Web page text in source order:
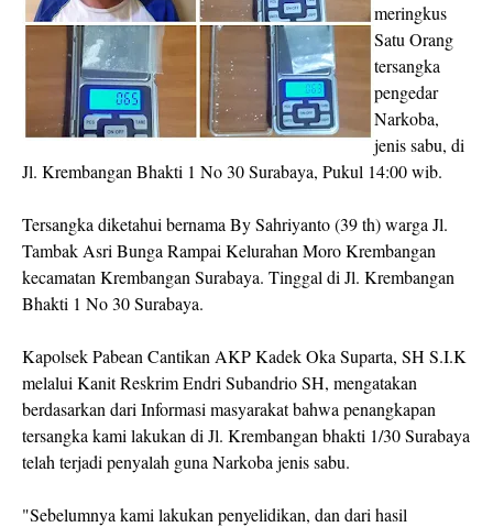
meringkus
Satu Orang
tersangka
pengedar
Narkoba,
jenis sabu, di
Jl. Krembangan Bhakti 1 No 30 Surabaya, Pukul 14:00 wib.
Tersangka diketahui bernama By Sahriyanto (39 th) warga Jl.
Tambak Asri Bunga Rampai Kelurahan Moro Krembangan
kecamatan Krembangan Surabaya. Tinggal di Jl. Krembangan
Bhakti 1 No 30 Surabaya.
Kapolsek Pabean Cantikan AKP Kadek Oka Suparta, SH S.I.K
melalui Kanit Reskrim Endri Subandrio SH, mengatakan
berdasarkan dari Informasi masyarakat bahwa penangkapan
tersangka kami lakukan di Jl. Krembangan bhakti 1/30 Surabaya
telah terjadi penyalah guna Narkoba jenis sabu.
"Sebelumnya kami lakukan penyelidikan, dan dari hasil